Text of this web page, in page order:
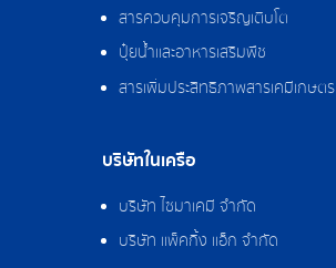
สารควบคุมการเจริญเติบโต
ปุ๋ยน้ำและอาหารเสริมพืช
สารเพิ่มประสิทธิภาพสารเคมีเกษตร
บริษัทในเครือ
บริษัท ไซมาเคมี จำกัด
บริษัท แพ็คกิ้ง แอ็ก จำกัด